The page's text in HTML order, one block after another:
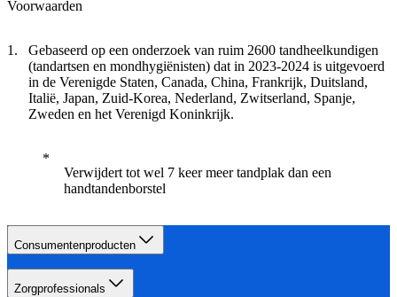
Voorwaarden
Gebaseerd op een onderzoek van ruim 2600 tandheelkundigen
(tandartsen en mondhygiënisten) dat in 2023-2024 is uitgevoerd
in de Verenigde Staten, Canada, China, Frankrijk, Duitsland,
Italië, Japan, Zuid-Korea, Nederland, Zwitserland, Spanje,
Zweden en het Verenigd Koninkrijk.
Verwijdert tot wel 7 keer meer tandplak dan een
handtandenborstel
Consumentenproducten
Zorgprofessionals